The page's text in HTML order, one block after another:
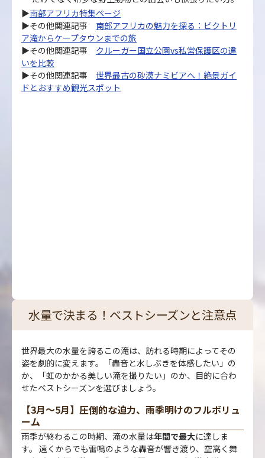
▶南部アフリカ特集ページ
▶その他関連記事 南部アフリカの魅力を探る：ビクトリ
ア滝からケープタウンまでの旅
▶その他関連記事 クルーガー国立公園vs私営保護区の違
いを比較
▶その他関連記事 世界最古の砂漠ナミビアへ！絶景ガイ
ドとおすすめ観光スポット
水量で決まる！ベストシーズンと注意点
世界最大の水量を誇るこの滝は、訪れる時期によってその
姿を劇的に変えます。「轟音と水しぶきを体感したい」の
か、「虹のかかる美しい滝を撮りたい」のか、目的に合わ
せたベストシーズンを選びましょう。
【3月〜5月】圧倒的な迫力、雨季明けのフルボリュ
ーム
雨季が終わるこの時期、滝の水量は年間で最大に達しま
す。 遠くからでも雷鳴のような轟音が響き渡り、空高く舞